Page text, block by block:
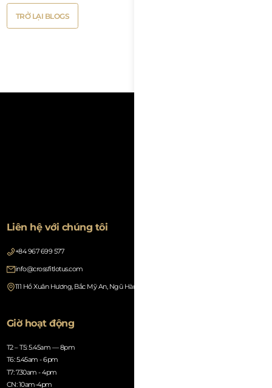
Button
TRỞ LẠI BLOGS
TRỞ LẠI BLOGS
Liên hệ với chúng tôi
+84 967 699 577
info@crossfitlotus.com
111 Hồ Xuân Hương, Bắc Mỹ An, Ngũ Hành Sơn, Đà Nẵng 550000, Vietnam
Giờ hoạt động
T2 – T5: 5.45am — 8pm
T6: 5.45am - 6pm
T7: 7.30am - 4pm
CN: 10am-4pm